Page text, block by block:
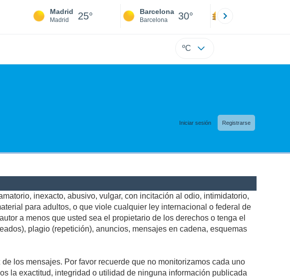
Madrid
Madrid 25° Barcelona
Barcelona 30°
ºC
Iniciar sesión Registrarse
inexacto, abusivo, vulgar, con incitación al odio, intimidatorio,
para adultos, o que viole cualquier ley internacional o federal de
a menos que usted sea el propietario de los derechos o tenga el
plagio (repetición), anuncios, mensajes en cadena, esquemas
los mensajes. Por favor recuerde que no monitorizamos cada uno
la exactitud, integridad o utilidad de ninguna información publicada